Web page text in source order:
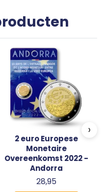
2 euro Europese
Monetaire
Overeenkomst 2022 -
Andorra
28,95
›